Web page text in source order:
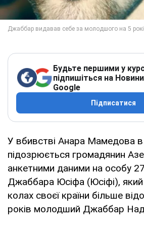
Будьте першими у
підпишіться на
Google
Підписатися
У вбивстві Анара Мамедова в
підозрюється громадянин
анкетними даними на особу
Джаббара Юсіфа (Юсіфі), який
колах своєї країни більше
років молодший Джаббар